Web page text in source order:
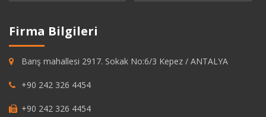
Firma Bilgileri
Barış mahallesi 2917. Sokak No:6/3 Kepez / ANTALYA
+90 242 326 4454
+90 242 326 4454